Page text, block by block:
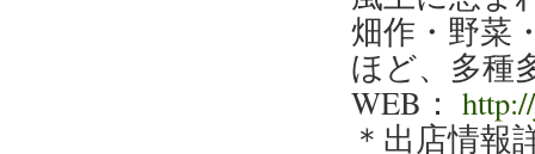
畑作・野菜
ほど、多種
WEB：
＊出店情報